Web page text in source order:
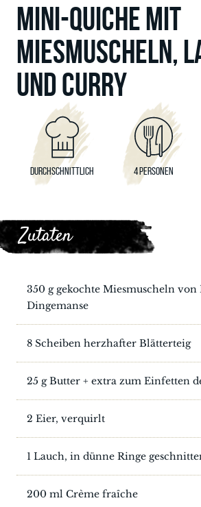
MINI-QUICHE MIT
MIESMUSCHELN,
UND CURRY
DURCHSCHNITTLICH 4 PERSONEN
Zutaten
350 g gekochte Miesmuscheln von
Dingemanse
8 Scheiben herzhafter Blätterteig
25 g Butter + extra zum Einfetten
2 Eier, verquirlt
1 Lauch, in dünne Ringe
200 ml Crème fraîche